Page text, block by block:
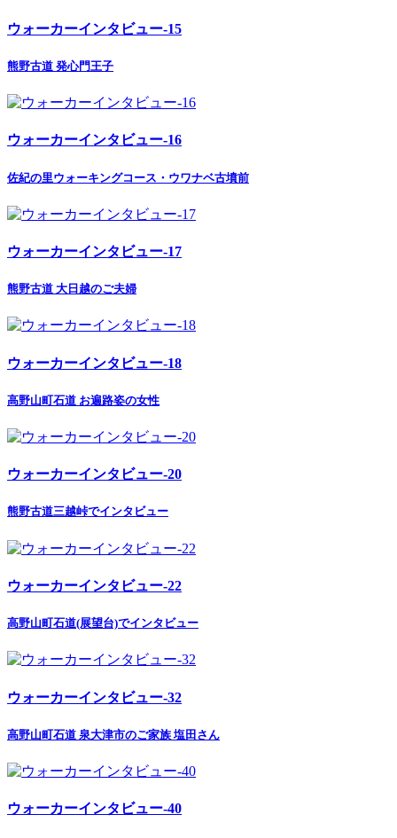
ウォーカーインタビュー-15
熊野古道 発心門王子
ウォーカーインタビュー-16
佐紀の里ウォーキングコース・ウワナベ古墳前
ウォーカーインタビュー-17
熊野古道 大日越のご夫婦
ウォーカーインタビュー-18
高野山町石道 お遍路姿の女性
ウォーカーインタビュー-20
熊野古道三越峠でインタビュー
ウォーカーインタビュー-22
高野山町石道(展望台)でインタビュー
ウォーカーインタビュー-32
高野山町石道 泉大津市のご家族 塩田さん
ウォーカーインタビュー-40